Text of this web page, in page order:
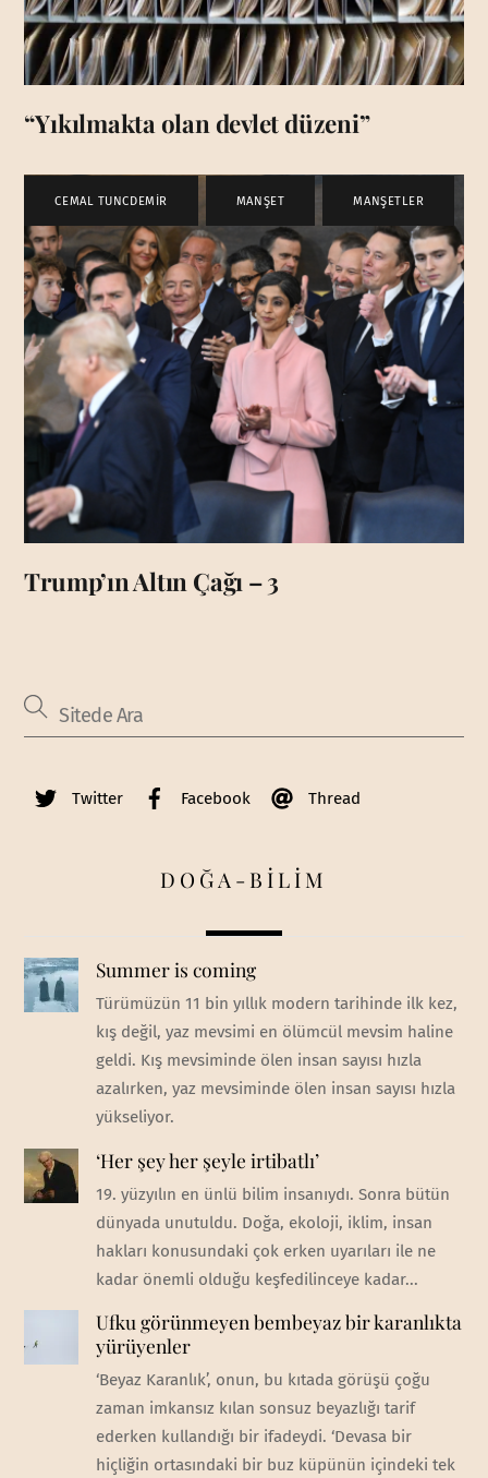
“Yıkılmakta olan devlet düzeni”
CEMAL TUNCDEMİR MANŞET MANŞETLER
Trump’ın Altın Çağı – 3
Twitter Facebook Thread
DOĞA-BİLİM
Summer is coming
Türümüzün 11 bin yıllık modern tarihinde ilk kez,
kış değil, yaz mevsimi en ölümcül mevsim haline
geldi. Kış mevsiminde ölen insan sayısı hızla
azalırken, yaz mevsiminde ölen insan sayısı hızla
yükseliyor.
‘Her şey her şeyle irtibatlı’
19. yüzyılın en ünlü bilim insanıydı. Sonra bütün
dünyada unutuldu. Doğa, ekoloji, iklim, insan
hakları konusundaki çok erken uyarıları ile ne
kadar önemli olduğu keşfedilinceye kadar...
Ufku görünmeyen bembeyaz bir karanlıkta
yürüyenler
‘Beyaz Karanlık’, onun, bu kıtada görüşü çoğu
zaman imkansız kılan sonsuz beyazlığı tarif
ederken kullandığı bir ifadeydi. ‘Devasa bir
hiçliğin ortasındaki bir buz küpünün içindeki tek